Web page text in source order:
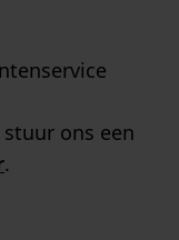
ons een
.